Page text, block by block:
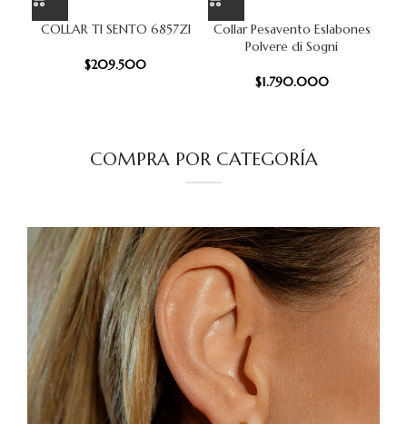
COLLAR TI SENTO 6857ZI
$209.500
Collar Pesavento Eslabones
Polvere di Sogni
$1.790.000
COMPRA POR CATEGORÍA